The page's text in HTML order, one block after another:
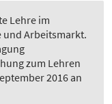
Lehre im
und Arbeitsmarkt.
zum Lehren
2016 an